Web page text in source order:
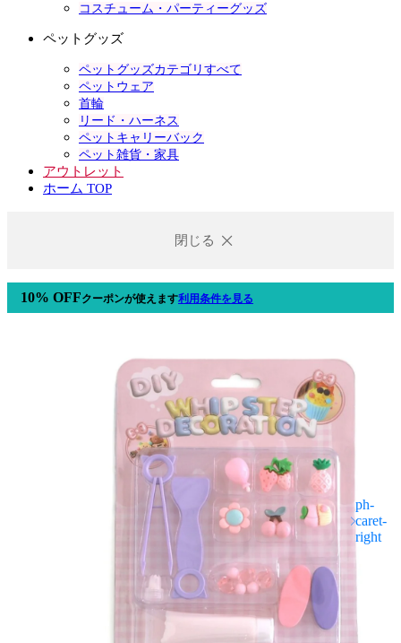
コスチューム・パーティーグッズ
ペットグッズ
ペットグッズカテゴリすべて
ペットウェア
首輪
リード・ハーネス
ペットキャリーバック
ペット雑貨・家具
アウトレット
ホーム TOP
閉じる
10% OFFクーポンが使えます利用条件を見る